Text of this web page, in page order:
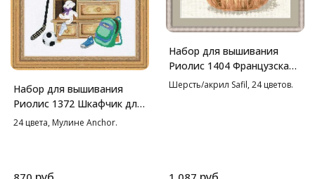
Набор для вышивания
Риолис 1372 Шкафчик для
мальчика, 30*40 см
24 цвета, Мулине Anchor.
Набор для вышивания
Риолис 1404 Французская
лаванда, 25*25 см
Шерсть/акрил Safil, 24 цветов.